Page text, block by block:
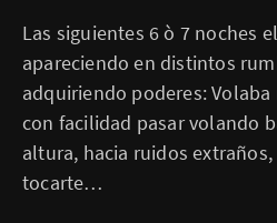
Las siguientes 6 ò 7 noches
apareciendo en distintos
adquiriendo poderes:
con facilidad pasar volando
altura, hacia ruidos
tocarte…